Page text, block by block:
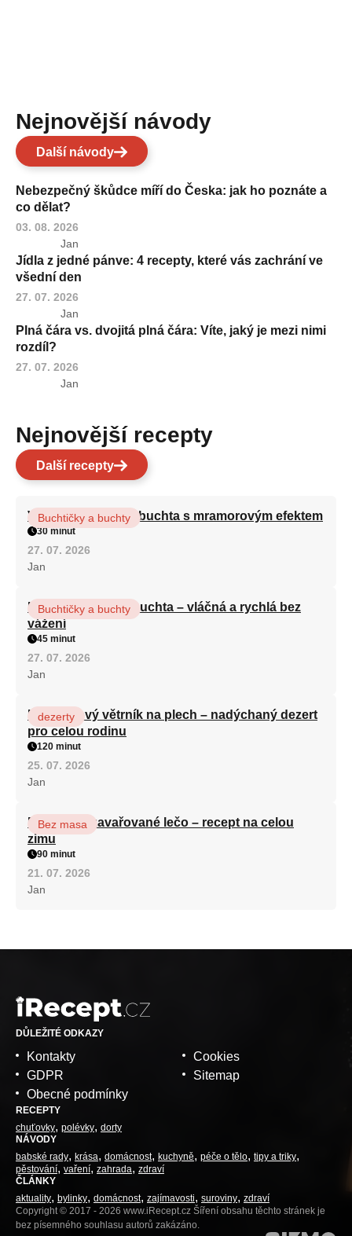
Nejnovější návody
Další návody
Nebezpečný škůdce míří do Česka: jak ho poznáte a
co dělat?
03. 08. 2026
Jan
Jídla z jedné pánve: 4 recepty, které vás zachrání ve
všední den
27. 07. 2026
Jan
Plná čára vs. dvojitá plná čára: Víte, jaký je mezi nimi
rozdíl?
27. 07. 2026
Jan
Nejnovější recepty
Další recepty
Vláčná olejová litá buchta s mramorovým efektem
Buchtičky a buchty
30 minut
27. 07. 2026
Jan
Hrnková maková buchta – vláčná a rychlá bez
vážení
Buchtičky a buchty
45 minut
27. 07. 2026
Jan
Karamelový větrník na plech – nadýchaný dezert
pro celou rodinu
dezerty
120 minut
25. 07. 2026
Jan
Babiččino zavařované lečo – recept na celou
zimu
Bez masa
90 minut
21. 07. 2026
Jan
DŮLEŽITÉ ODKAZY
Kontakty
GDPR
Obecné podmínky
Cookies
Sitemap
RECEPTY
chuťovky polévky dorty
NÁVODY
babské rady
krása domácnost kuchyně péče o tělo tipy a triky
pěstování vaření zahrada zdraví
ČLÁNKY
aktuality
bylinky domácnost zajímavosti suroviny zdraví
Copyright © 2017 - 2026 www.iRecept.cz Šíření obsahu těchto stránek je
bez písemného souhlasu autorů zakázáno.